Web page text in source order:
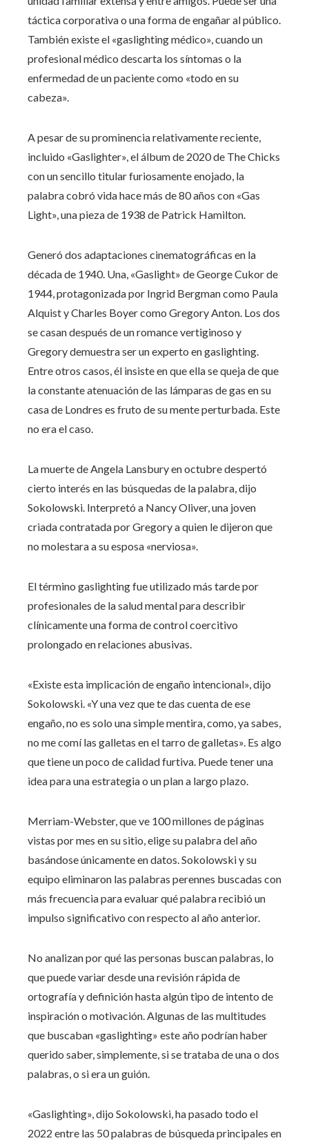
táctica corporativa o una forma de engañar al público.
También existe el «gaslighting médico», cuando un
profesional médico descarta los síntomas o la
enfermedad de un paciente como «todo en su
cabeza».
A pesar de su prominencia relativamente reciente,
incluido «Gaslighter», el álbum de 2020 de The Chicks
con un sencillo titular furiosamente enojado, la
palabra cobró vida hace más de 80 años con «Gas
Light», una pieza de 1938 de Patrick Hamilton.
Generó dos adaptaciones cinematográficas en la
década de 1940. Una, «Gaslight» de George Cukor de
1944, protagonizada por Ingrid Bergman como Paula
Alquist y Charles Boyer como Gregory Anton. Los dos
se casan después de un romance vertiginoso y
Gregory demuestra ser un experto en gaslighting.
Entre otros casos, él insiste en que ella se queja de que
la constante atenuación de las lámparas de gas en su
casa de Londres es fruto de su mente perturbada. Este
no era el caso.
La muerte de Angela Lansbury en octubre despertó
cierto interés en las búsquedas de la palabra, dijo
Sokolowski. Interpretó a Nancy Oliver, una joven
criada contratada por Gregory a quien le dijeron que
no molestara a su esposa «nerviosa».
El término gaslighting fue utilizado más tarde por
profesionales de la salud mental para describir
clínicamente una forma de control coercitivo
prolongado en relaciones abusivas.
«Existe esta implicación de engaño intencional», dijo
Sokolowski. «Y una vez que te das cuenta de ese
engaño, no es solo una simple mentira, como, ya sabes,
no me comí las galletas en el tarro de galletas». Es algo
que tiene un poco de calidad furtiva. Puede tener una
idea para una estrategia o un plan a largo plazo.
Merriam-Webster, que ve 100 millones de páginas
vistas por mes en su sitio, elige su palabra del año
basándose únicamente en datos. Sokolowski y su
equipo eliminaron las palabras perennes buscadas con
más frecuencia para evaluar qué palabra recibió un
impulso significativo con respecto al año anterior.
No analizan por qué las personas buscan palabras, lo
que puede variar desde una revisión rápida de
ortografía y definición hasta algún tipo de intento de
inspiración o motivación. Algunas de las multitudes
que buscaban «gaslighting» este año podrían haber
querido saber, simplemente, si se trataba de una o dos
palabras, o si era un guión.
«Gaslighting», dijo Sokolowski, ha pasado todo el
2022 entre las 50 palabras de búsqueda principales en